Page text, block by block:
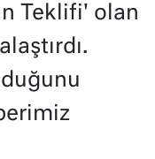
Teklifi' olan